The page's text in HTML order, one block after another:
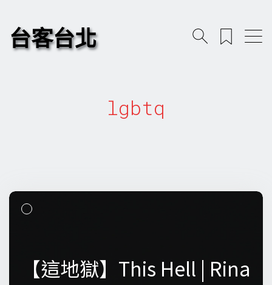
台客台北
lgbtq
【這地獄】This Hell | Rina
【這地獄】This Hell | Rina